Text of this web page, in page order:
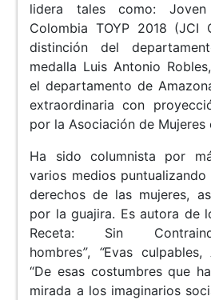
lidera tales como: Joven
Colombia TOYP 2018 (JCI
distinción del
medalla Luis Antonio
el departamento de
extraordinaria con
por la Asociación de Mujeres
Ha sido columnista por
varios medios
derechos de las mujeres,
por la guajira. Es autora de
Receta: Sin
hombres”, “Evas culpables,
“De esas costumbres que
mirada a los imaginarios